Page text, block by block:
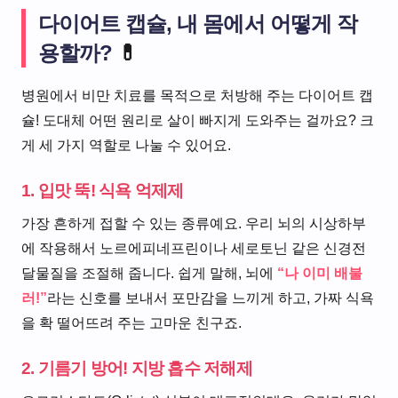
다이어트 캡슐, 내 몸에서 어떻게 작
용할까? 💊
병원에서 비만 치료를 목적으로 처방해 주는 다이어트 캡
슐! 도대체 어떤 원리로 살이 빠지게 도와주는 걸까요? 크
게 세 가지 역할로 나눌 수 있어요.
1. 입맛 뚝! 식욕 억제제
가장 흔하게 접할 수 있는 종류예요. 우리 뇌의 시상하부
에 작용해서 노르에피네프린이나 세로토닌 같은 신경전
달물질을 조절해 줍니다. 쉽게 말해, 뇌에 “나 이미 배불
러!”라는 신호를 보내서 포만감을 느끼게 하고, 가짜 식욕
을 확 떨어뜨려 주는 고마운 친구죠.
2. 기름기 방어! 지방 흡수 저해제